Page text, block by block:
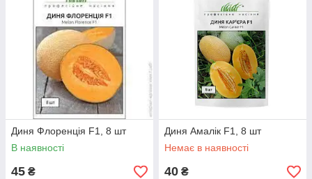
Диня Флоренція F1, 8 шт
В наявності
45 ₴
Диня Амалік F1, 8 шт
Немає в наявності
40 ₴